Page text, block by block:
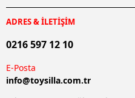
ADRES & İLETİŞİM
0216 597 12 10
E-Posta
info@toysilla.com.tr